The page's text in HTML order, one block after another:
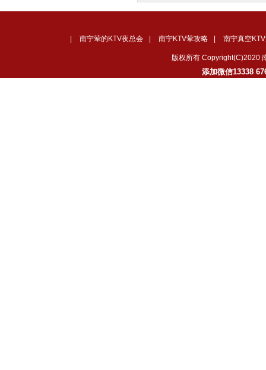
南宁荤的KTV夜总会 南宁KTV荤攻略 南宁真空
版权所有 Copyright(C)2020
添加微信13338